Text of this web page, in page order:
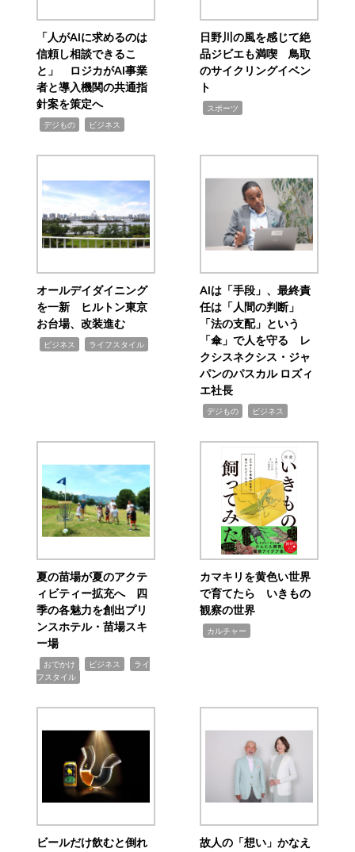
「人がAIに求めるのは
信頼し相談できるこ
と」 ロジカがAI事業
者と導入機関の共通指
針案を策定へ
デジもの ビジネス
日野川の風を感じて絶
品ジビエも満喫 鳥取
のサイクリングイベン
ト
スポーツ
オールデイダイニング
を一新 ヒルトン東京
お台場、改装進む
ビジネス ライフスタイル
AIは「手段」、最終責
任は「人間の判断」
「法の支配」という
「傘」で人を守る レ
クシスネクシス・ジャ
パンのパスカル ロズィ
エ社長
デジもの ビジネス
夏の苗場が夏のアクテ
ィビティー拡充へ 四
季の各魅力を創出プリ
ンスホテル・苗場スキ
ー場
おでかけ ビジネス
ライ
フスタイル
カマキリを黄色い世界
で育てたら いきもの
観察の世界
カルチャー
ビールだけ飲むと倒れ 故人の「想い」かなえ